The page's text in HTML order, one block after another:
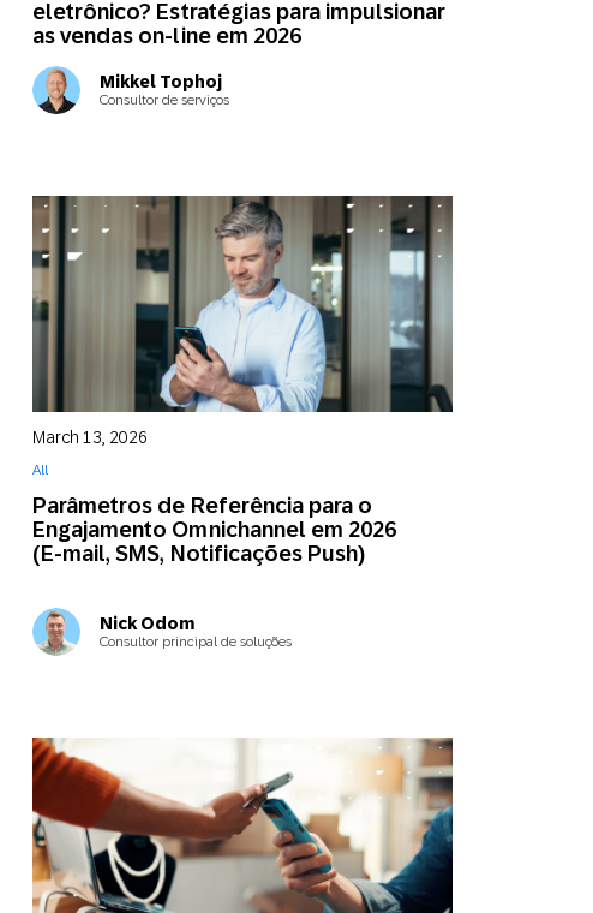
Na loja
eletrônico? Estratégias para impulsionar
as vendas on-line em 2026
Mikkel Tophoj
Consultor de serviços
Parâmetros de Referência para o
Engajamento Omnichannel em 2026
(E-mail, SMS, Notificações Push)
March 13, 2026
All
Nick Odom
Consultor principal de soluções